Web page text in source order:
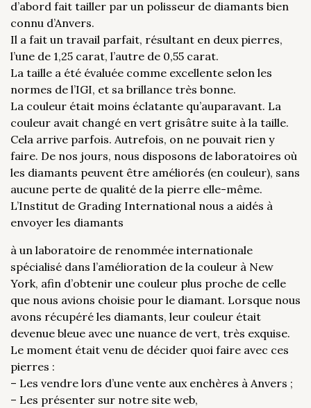
d’abord fait tailler par un polisseur de diamants bien
connu d’Anvers.
Il a fait un travail parfait, résultant en deux pierres,
l’une de 1,25 carat, l’autre de 0,55 carat.
La taille a été évaluée comme excellente selon les
normes de l’IGI, et sa brillance très bonne.
La couleur était moins éclatante qu’auparavant. La
couleur avait changé en vert grisâtre suite à la taille.
Cela arrive parfois. Autrefois, on ne pouvait rien y
faire. De nos jours, nous disposons de laboratoires où
les diamants peuvent être améliorés (en couleur), sans
aucune perte de qualité de la pierre elle-même.
L’Institut de Grading International nous a aidés à
envoyer les diamants
à un laboratoire de renommée internationale
spécialisé dans l’amélioration de la couleur à New
York, afin d’obtenir une couleur plus proche de celle
que nous avions choisie pour le diamant. Lorsque nous
avons récupéré les diamants, leur couleur était
devenue bleue avec une nuance de vert, très exquise.
Le moment était venu de décider quoi faire avec ces
pierres :
– Les vendre lors d’une vente aux enchères à Anvers ;
– Les présenter sur notre site web,